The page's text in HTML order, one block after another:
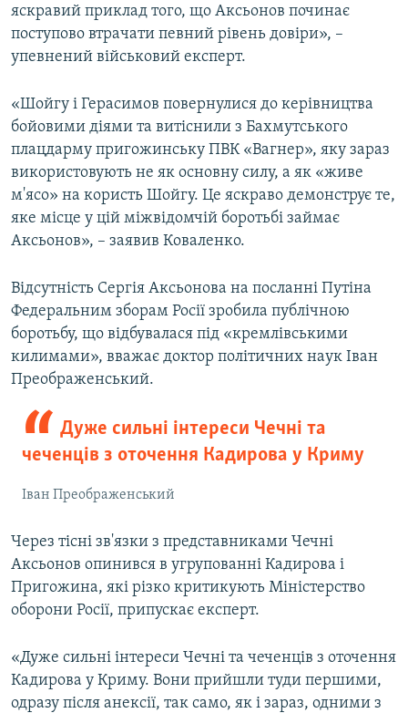
яскравий приклад того, що Аксьонов починає
поступово втрачати певний рівень довіри», –
упевнений військовий експерт.
«Шойгу і Герасимов повернулися до керівництва
бойовими діями та витіснили з Бахмутського
плацдарму пригожинську ПВК «Вагнер», яку зараз
використовують не як основну силу, а як «живе
м'ясо» на користь Шойгу. Це яскраво демонструє те,
яке місце у цій міжвідомчій боротьбі займає
Аксьонов», – заявив Коваленко.
Відсутність Сергія Аксьонова на посланні Путіна
Федеральним зборам Росії зробила публічною
боротьбу, що відбувалася під «кремлівськими
килимами», вважає доктор політичних наук Іван
Преображенський.
Дуже сильні інтереси Чечні та
чеченців з оточення Кадирова у Криму
Іван Преображенський
Через тісні зв'язки з представниками Чечні
Аксьонов опинився в угрупованні Кадирова і
Пригожина, які різко критикують Міністерство
оборони Росії, припускає експерт.
«Дуже сильні інтереси Чечні та чеченців з оточення
Кадирова у Криму. Вони прийшли туди першими,
одразу після анексії, так само, як і зараз, одними з